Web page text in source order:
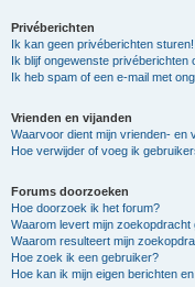
Privéberichten
Ik kan geen privéberichten sturen!
Ik blijf ongewenste privéberichten
Ik heb spam of een e-mail met
Vrienden en vijanden
Waarvoor dient mijn vrienden- en
Hoe verwijder of voeg ik
Forums doorzoeken
Hoe doorzoek ik het forum?
Waarom levert mijn zoekopdracht
Waarom resulteert mijn
Hoe zoek ik een gebruiker?
Hoe kan ik mijn eigen berichten